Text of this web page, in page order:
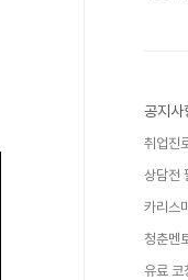
공지사
취업진
상담전
카리스
청춘멘
유료 코